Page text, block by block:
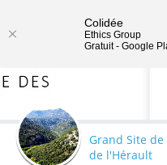
Grand Site
de l'Hérault
Colidée
Ethics Group
Gratuit - Google